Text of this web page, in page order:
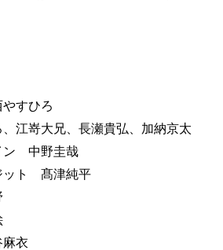
すひろ
江嵜大兄、長瀬貴弘、加納京太
ン 中野圭哉
ット 髙津純平
衣